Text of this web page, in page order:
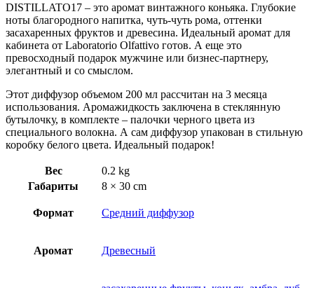
DISTILLATO17 – это аромат винтажного коньяка. Глубокие
ноты благородного напитка, чуть-чуть рома, оттенки
засахаренных фруктов и древесина. Идеальный аромат для
кабинета от Laboratorio Olfattivo готов. А еще это
превосходный подарок мужчине или бизнес-партнеру,
элегантный и со смыслом.
Этот диффузор объемом 200 мл рассчитан на 3 месяца
использования. Аромажидкость заключена в стеклянную
бутылочку, в комплекте – палочки черного цвета из
специального волокна. А сам диффузор упакован в стильную
коробку белого цвета. Идеальный подарок!
Вес
0.2 kg
Габариты
8 × 30 cm
Формат Средний диффузор
Аромат Древесный